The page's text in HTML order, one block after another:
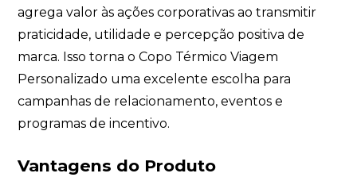
agrega valor às ações corporativas ao transmitir
praticidade, utilidade e percepção positiva de
marca. Isso torna o Copo Térmico Viagem
Personalizado uma excelente escolha para
campanhas de relacionamento, eventos e
programas de incentivo.
Vantagens do Produto